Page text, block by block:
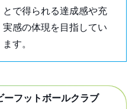
とで得られる達成感や充
実感の体現を目指してい
ます。
ーフットボールクラブ